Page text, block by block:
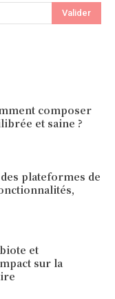
Valider
composer
et saine ?
plateformes de
et
sur la